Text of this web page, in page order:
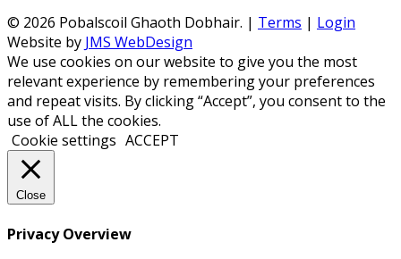
© 2026 Pobalscoil Ghaoth Dobhair. | Terms | Login
Website by JMS WebDesign
We use cookies on our website to give you the most
relevant experience by remembering your preferences
and repeat visits. By clicking “Accept”, you consent to the
use of ALL the cookies.
Cookie settings ACCEPT
Close
Privacy Overview